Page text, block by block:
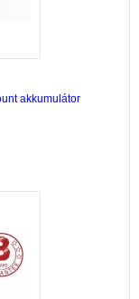
akkumulátor